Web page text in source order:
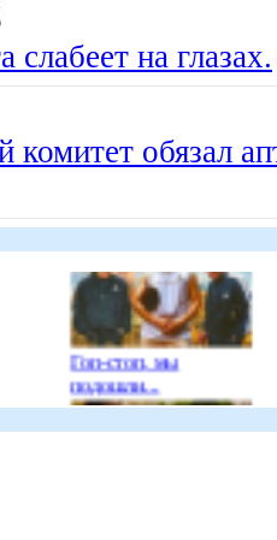
слабеет на глазах.
обязал
Гоп-стоп, мы
подошли...